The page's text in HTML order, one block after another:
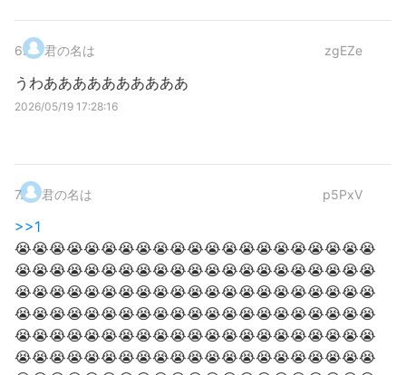
6. 君の名は zgEZe
うわああああああああああ
2026/05/19 17:28:16
7. 君の名は p5PxV
>>1
😭😭😭😭😭😭😭😭😭😭😭😭😭😭😭😭😭😭😭😭😭
😭😭😭😭😭😭😭😭😭😭😭😭😭😭😭😭😭😭😭😭😭
😭😭😭😭😭😭😭😭😭😭😭😭😭😭😭😭😭😭😭😭😭
😭😭😭😭😭😭😭😭😭😭😭😭😭😭😭😭😭😭😭😭😭
😭😭😭😭😭😭😭😭😭😭😭😭😭😭😭😭😭😭😭😭😭
😭😭😭😭😭😭😭😭😭😭😭😭😭😭😭😭😭😭😭😭😭